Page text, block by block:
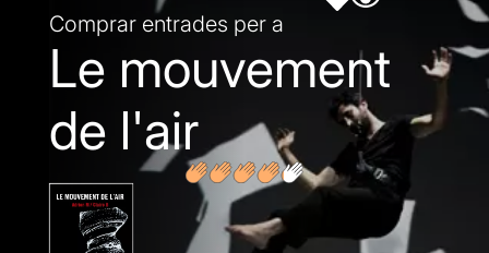
Comprar entrades per a
Le mouvement
de l'air